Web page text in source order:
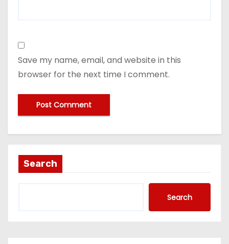
Save my name, email, and website in this
browser for the next time I comment.
Search
Search